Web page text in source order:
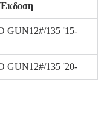
GUN12#/135 '15-
GUN12#/135 '20-